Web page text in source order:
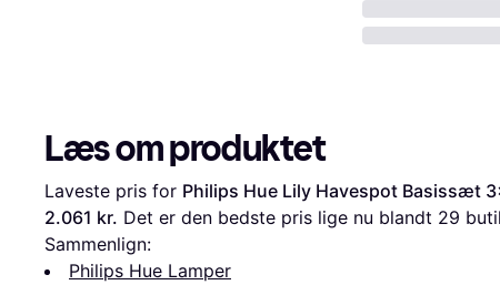
Læs om produktet
Laveste pris for Philips Hue Lily Havespot Basissæt
2.061 kr. Det er den bedste pris lige nu blandt 29
Sammenlign:
Philips Hue Lamper